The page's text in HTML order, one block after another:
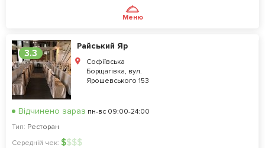
Меню
3.3
Райський Яр
Софіївська
Борщагівка, вул.
Ярошевського 153
Відчинено зараз пн-вс 09:00-24:00
Тип: Ресторан
Середній чек: $$$$